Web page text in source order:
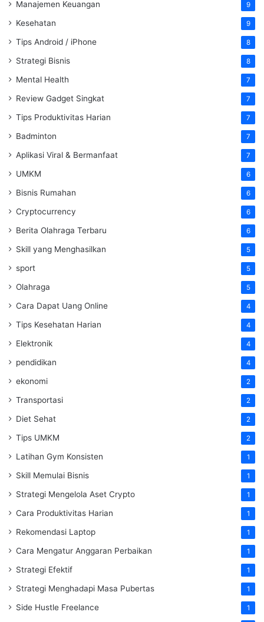
Manajemen Keuangan 9
Kesehatan 9
Tips Android / iPhone 8
Strategi Bisnis 8
Mental Health 7
Review Gadget Singkat 7
Tips Produktivitas Harian 7
Badminton 7
Aplikasi Viral & Bermanfaat 7
UMKM 6
Bisnis Rumahan 6
Cryptocurrency 6
Berita Olahraga Terbaru 6
Skill yang Menghasilkan 5
sport 5
Olahraga 5
Cara Dapat Uang Online 4
Tips Kesehatan Harian 4
Elektronik 4
pendidikan 4
ekonomi 2
Transportasi 2
Diet Sehat 2
Tips UMKM 2
Latihan Gym Konsisten 1
Skill Memulai Bisnis 1
Strategi Mengelola Aset Crypto 1
Cara Produktivitas Harian 1
Rekomendasi Laptop 1
Cara Mengatur Anggaran Perbaikan 1
Strategi Efektif 1
Strategi Menghadapi Masa Pubertas 1
Side Hustle Freelance 1